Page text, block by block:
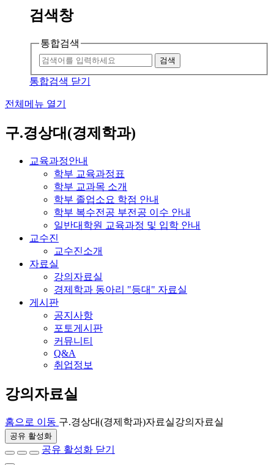
검색창
통합검색
검색
통합검색 닫기
전체메뉴 열기
구.경상대(경제학과)
교육과정안내
학부 교육과정표
학부 교과목 소개
학부 졸업소요 학점 안내
학부 복수전공 부전공 이수 안내
일반대학원 교육과정 및 입학 안내
교수진
교수진소개
자료실
강의자료실
경제학과 동아리 "등대" 자료실
게시판
공지사항
포토게시판
커뮤니티
Q&A
취업정보
강의자료실
홈으로 이동 구.경상대(경제학과)자료실강의자료실
공유 활성화
공유 활성화 닫기